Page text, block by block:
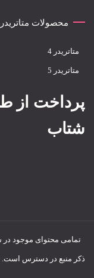
محصولات متاتریدر
متاتريدر 4
متاتريدر 5
پرداخت از
شتاب